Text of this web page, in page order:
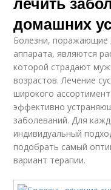
домашних
Болезни, поражающие
аппарата, являются
которой страдают
возрастов. Лечение
широкого
эффективно
заболеваний. Для
индивидуальный
подобрать самый
вариант терапии.